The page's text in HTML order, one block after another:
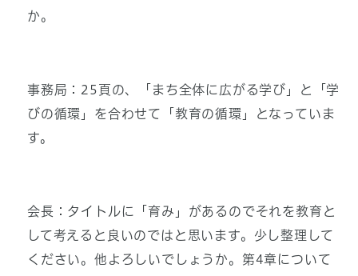
か。
事務局：25頁の、「まち全体に広がる学び」と「学
びの循環」を合わせて「教育の循環」となっていま
す。
会長：タイトルに「育み」があるのでそれを教育と
して考えると良いのではと思います。少し整理して
ください。他よろしいでしょうか。第4章について